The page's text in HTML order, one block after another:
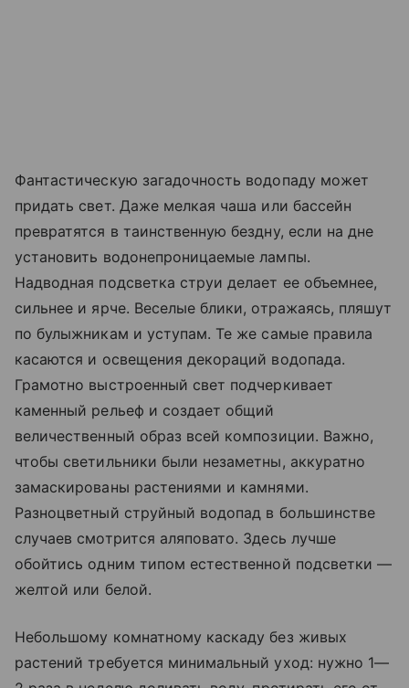
Фантастическую загадочность водопаду может
придать свет. Даже мелкая чаша или бассейн
превратятся в таинственную бездну, если на дне
установить водонепроницаемые лампы.
Надводная подсветка струи делает ее объемнее,
сильнее и ярче. Веселые блики, отражаясь, пляшут
по булыжникам и уступам. Те же самые правила
касаются и освещения декораций водопада.
Грамотно выстроенный свет подчеркивает
каменный рельеф и создает общий
величественный образ всей композиции. Важно,
чтобы светильники были незаметны, аккуратно
замаскированы растениями и камнями.
Разноцветный струйный водопад в большинстве
случаев смотрится аляповато. Здесь лучше
обойтись одним типом естественной подсветки —
желтой или белой.
Небольшому комнатному каскаду без живых
растений требуется минимальный уход: нужно 1—